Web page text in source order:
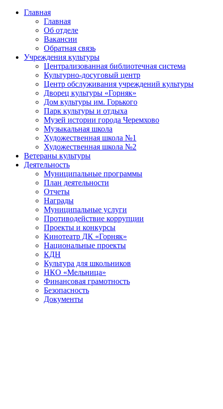
Главная
Главная
Об отделе
Вакансии
Обратная связь
Учреждения культуры
Централизованная библиотечная система
Культурно-досуговый центр
Центр обслуживания учреждений культуры
Дворец культуры «Горняк»
Дом культуры им. Горького
Парк культуры и отдыха
Музей истории города Черемхово
Музыкальная школа
Художественная школа №1
Художественная школа №2
Ветераны культуры
Деятельность
Муниципальные программы
План деятельности
Отчеты
Награды
Муниципальные услуги
Противодействие коррупции
Проекты и конкурсы
Кинотеатр ДК «Горняк»
Национальные проекты
КДН
Культура для школьников
НКО «Мельница»
Финансовая грамотность
Безопасность
Документы